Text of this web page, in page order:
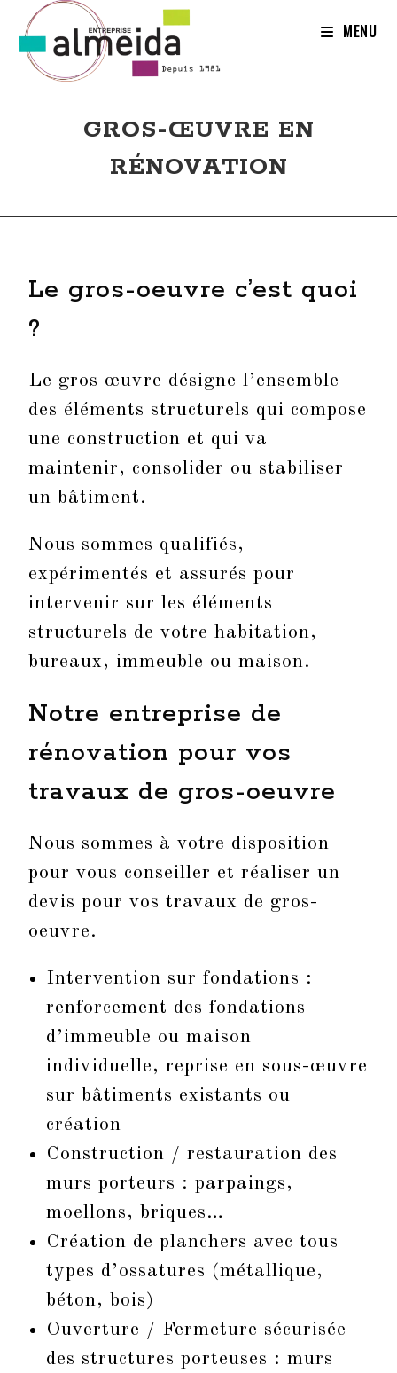
MENU
GROS-ŒUVRE EN
RÉNOVATION
Le gros-oeuvre c’est quoi
?
Le gros œuvre désigne l’ensemble
des éléments structurels qui compose
une construction et qui va
maintenir, consolider ou stabiliser
un bâtiment.
Nous sommes qualifiés,
expérimentés et assurés pour
intervenir sur les éléments
structurels de votre habitation,
bureaux, immeuble ou maison.
Notre entreprise de
rénovation pour vos
travaux de gros-oeuvre
Nous sommes à votre disposition
pour vous conseiller et réaliser un
devis pour vos travaux de gros-
oeuvre.
Intervention sur fondations :
renforcement des fondations
d’immeuble ou maison
individuelle, reprise en sous-œuvre
sur bâtiments existants ou
création
Construction / restauration des
murs porteurs : parpaings,
moellons, briques…
Création de planchers avec tous
types d’ossatures (métallique,
béton, bois)
Ouverture / Fermeture sécurisée
des structures porteuses : murs